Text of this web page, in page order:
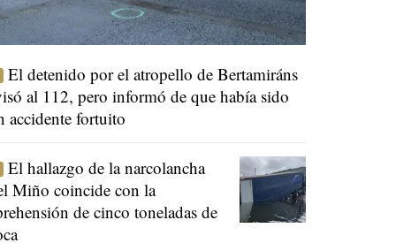
El detenido por el atropello de Bertamiráns
al 112, pero informó de que había sido
accidente fortuito
El hallazgo de la narcolancha
Miño coincide con la
de cinco toneladas de